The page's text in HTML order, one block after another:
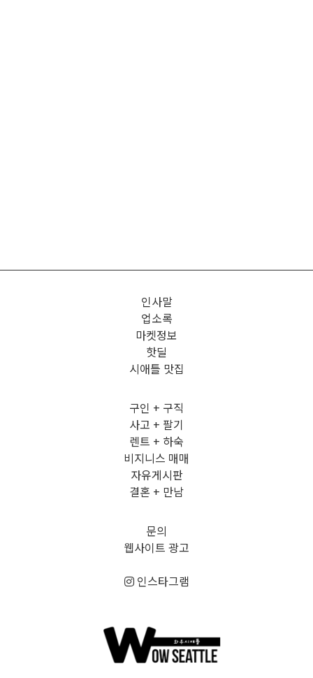
인사말
업소록
마켓정보
핫딜
시애틀 맛집
구인 + 구직
사고 + 팔기
렌트 + 하숙
비지니스 매매
자유게시판
결혼 + 만남
문의
웹사이트 광고
인스타그램